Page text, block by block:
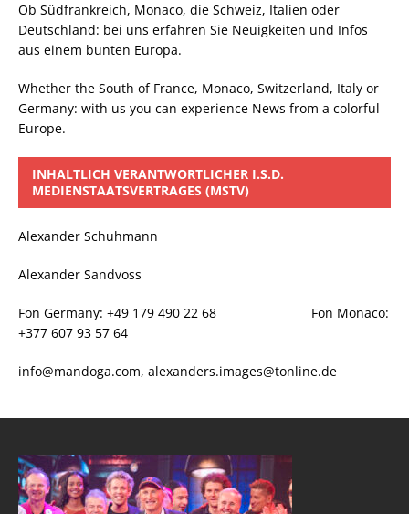
Ob Südfrankreich, Monaco, die Schweiz, Italien oder
Deutschland: bei uns erfahren Sie Neuigkeiten und Infos
aus einem bunten Europa.
Whether the South of France, Monaco, Switzerland, Italy or
Germany: with us you can experience News from a colorful
Europe.
INHALTLICH VERANTWORTLICHER I.S.D.
MEDIENSTAATSVERTRAGES (MSTV)
Alexander Schuhmann
Alexander Sandvoss
Fon Germany: +49 179 490 22 68 Fon Monaco:
+377 607 93 57 64
info@mandoga.com, alexanders.images@tonline.de